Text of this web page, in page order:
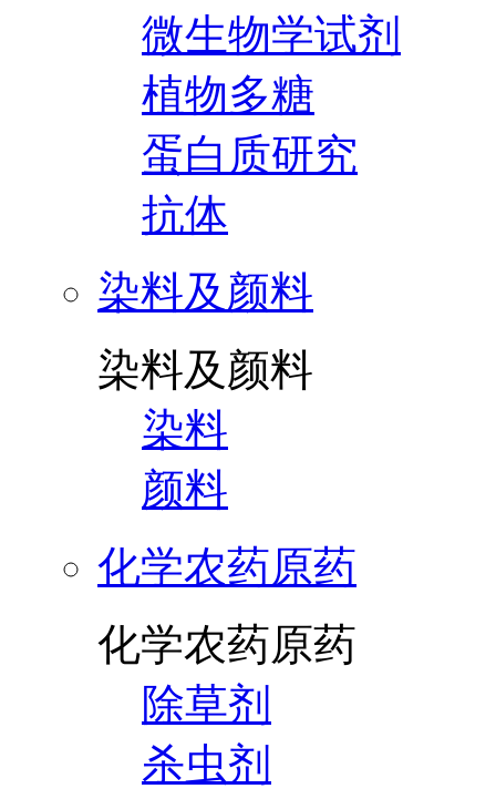
微生物学试剂
植物多糖
蛋白质研究
抗体
染料及颜料
染料及颜料
染料
颜料
化学农药原药
化学农药原药
除草剂
杀虫剂